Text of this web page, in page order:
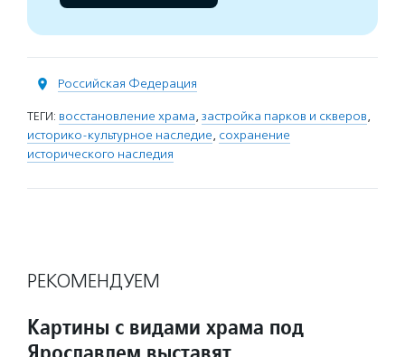
Российская Федерация
ТЕГИ: восстановление храма, застройка парков и скверов,
историко-культурное наследие, сохранение
исторического наследия
РЕКОМЕНДУЕМ
Картины с видами храма под